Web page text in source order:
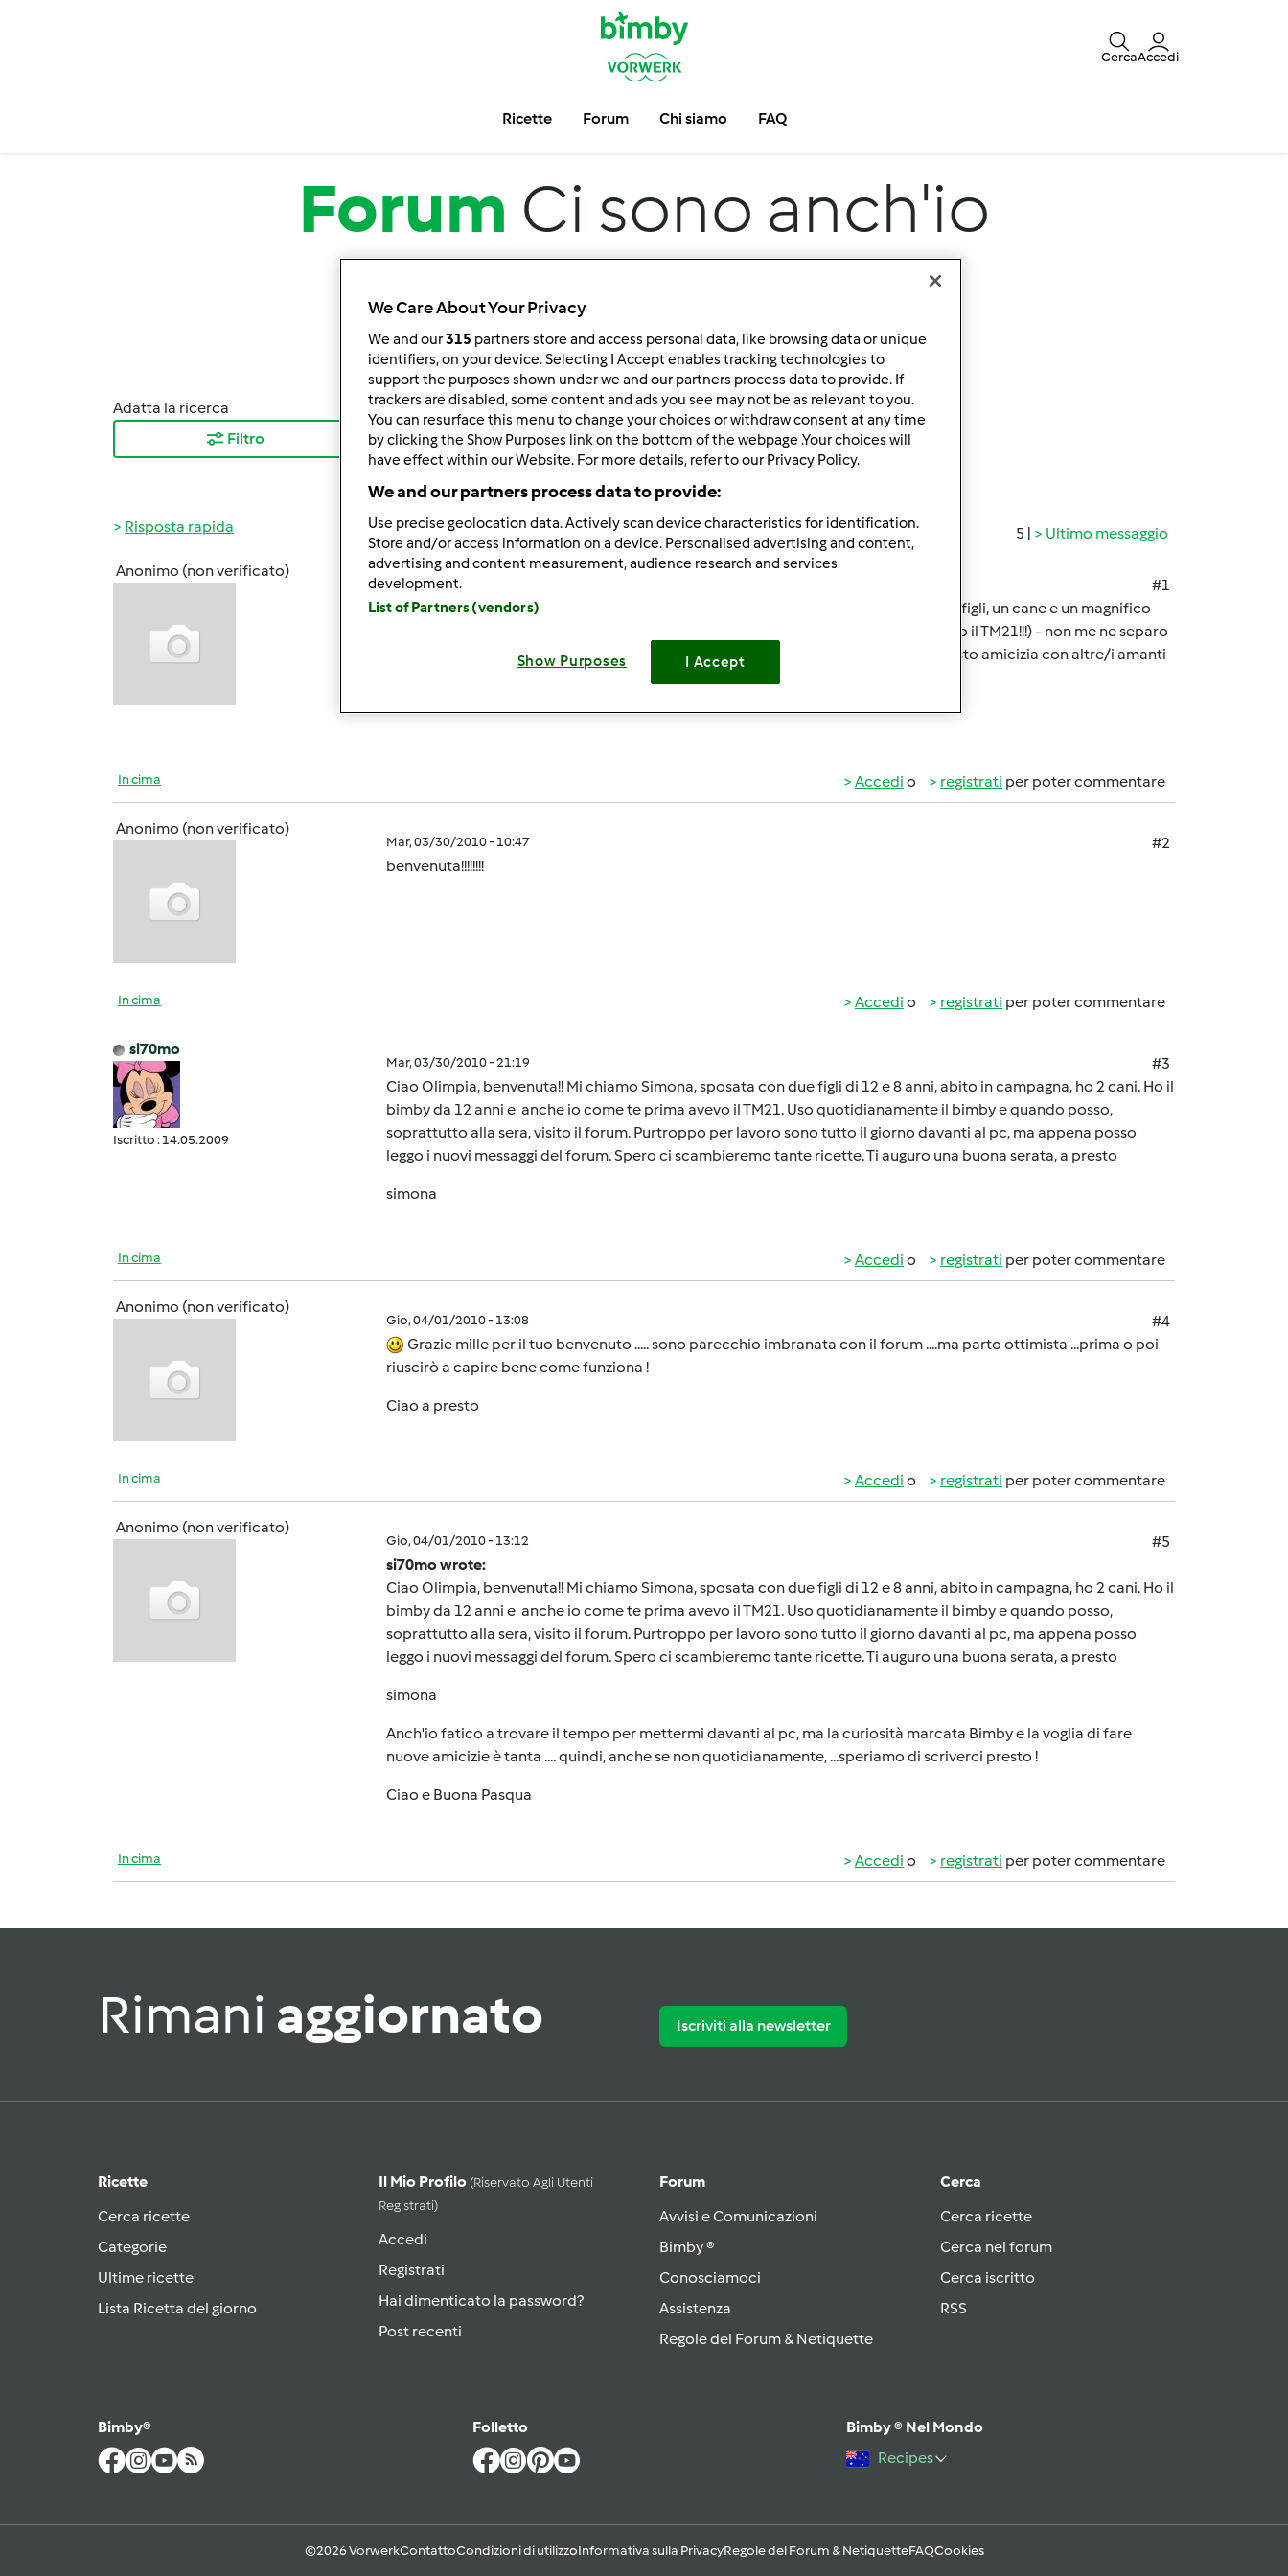
CercaAccedi
Ricette Forum Chi siamo FAQ
Forum Ci sono anch'io
Adatta la ricerca
Filtro
Ordina per:
I risultati più recenti
Risultati per pagina:
10
5 | Ultimo messaggio
Risposta rapida
Anonimo (non verificato)
Lun, 03/29/2010 - 21:23
#1
Mi presento, mi chiamo Olimpia, sono sposata con un uomo meraviglioso, ho tre figli, un cane e un magnifico
BIMBY TM31 del quale sono perdutamente innamorata da ormai 9 anni (prima avevo il TM21!!!) - non me ne separo
mai ....nemmeno per le vacanze !!! Non sono un mago con il pc ...ma spero di fare presto amicizia con altre/i amanti
In cima Accedi o registrati per poter commentare
Anonimo (non verificato)
Mar, 03/30/2010 - 10:47
#2
benvenuta!!!!!!!!
In cima Accedi o registrati per poter commentare
si70mo
Iscritto : 14.05.2009
Mar, 03/30/2010 - 21:19
#3
Ciao Olimpia, benvenuta!! Mi chiamo Simona, sposata con due figli di 12 e 8 anni, abito in campagna, ho 2 cani. Ho il
bimby da 12 anni e anche io come te prima avevo il TM21. Uso quotidianamente il bimby e quando posso,
soprattutto alla sera, visito il forum. Purtroppo per lavoro sono tutto il giorno davanti al pc, ma appena posso
leggo i nuovi messaggi del forum. Spero ci scambieremo tante ricette. Ti auguro una buona serata, a presto
simona
In cima Accedi o registrati per poter commentare
Anonimo (non verificato)
Gio, 04/01/2010 - 13:08
#4
Grazie mille per il tuo benvenuto ..... sono parecchio imbranata con il forum ....ma parto ottimista ...prima o poi
riuscirò a capire bene come funziona !
Ciao a presto
In cima Accedi o registrati per poter commentare
Anonimo (non verificato)
Gio, 04/01/2010 - 13:12
#5
si70mo wrote:
Ciao Olimpia, benvenuta!! Mi chiamo Simona, sposata con due figli di 12 e 8 anni, abito in campagna, ho 2 cani. Ho il
bimby da 12 anni e anche io come te prima avevo il TM21. Uso quotidianamente il bimby e quando posso,
soprattutto alla sera, visito il forum. Purtroppo per lavoro sono tutto il giorno davanti al pc, ma appena posso
leggo i nuovi messaggi del forum. Spero ci scambieremo tante ricette. Ti auguro una buona serata, a presto
simona
Anch'io fatico a trovare il tempo per mettermi davanti al pc, ma la curiosità marcata Bimby e la voglia di fare
nuove amicizie è tanta .... quindi, anche se non quotidianamente, ...speriamo di scriverci presto !
Ciao e Buona Pasqua
In cima Accedi o registrati per poter commentare
Rimani aggiornato Iscriviti alla newsletter
Ricette
Cerca ricette
Categorie
Ultime ricette
Lista Ricetta del giorno
Il Mio Profilo (riservato Agli Utenti
Registrati)
Accedi
Registrati
Hai dimenticato la password?
Post recenti
Forum
Avvisi e Comunicazioni
Bimby ®
Conosciamoci
Assistenza
Regole del Forum & Netiquette
Cerca
Cerca ricette
Cerca nel forum
Cerca iscritto
RSS
Bimby® Folletto
Bimby ® Nel Mondo
Recipes
©2026 VorwerkContattoCondizioni di utilizzoInformativa sulla PrivacyRegole del Forum & NetiquetteFAQCookies
We Care About Your Privacy
We and our315 partners store and access personal data, like browsing data or unique
identifiers, on your device. Selecting I Accept enables tracking technologies to
support the purposes shown under we and our partners process data to provide. If
trackers are disabled, some content and ads you see may not be as relevant to you.
You can resurface this menu to change your choices or withdraw consent at any time
by clicking the Show Purposes link on the bottom of the webpage .Your choices will
have effect within our Website. For more details, refer to our Privacy Policy.
We and our partners process data to provide:
Use precise geolocation data. Actively scan device characteristics for identification.
Store and/or access information on a device. Personalised advertising and content,
advertising and content measurement, audience research and services
development.
List of Partners (vendors)
Show Purposes I Accept